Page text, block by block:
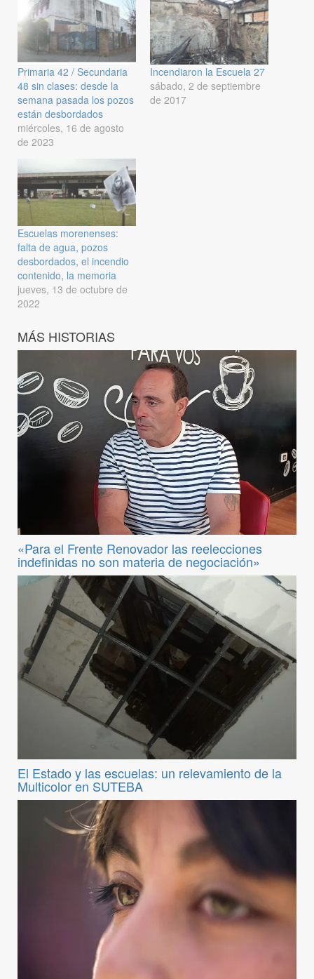
Primaria 42 / Secundaria
48 sin clases: desde la
semana pasada los pozos
están desbordados
miércoles, 16 de agosto
de 2023
Incendiaron la Escuela 27
sábado, 2 de septiembre
de 2017
Escuelas morenenses:
falta de agua, pozos
desbordados, el incendio
contenido, la memoria
jueves, 13 de octubre de
2022
MÁS HISTORIAS
«Para el Frente Renovador las reelecciones
indefinidas no son materia de negociación»
El Estado y las escuelas: un relevamiento de la
Multicolor en SUTEBA